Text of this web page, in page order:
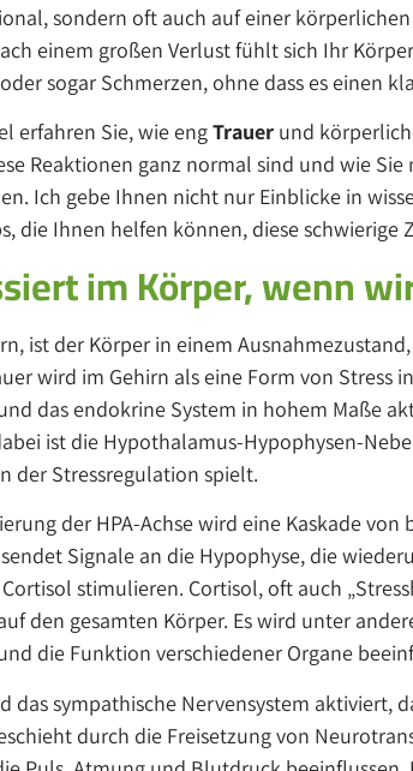
sondern oft auch auf einer
einem großen Verlust fühlt sich Ihr
sogar Schmerzen, ohne dass es einen
erfahren Sie, wie engTrauer und
Reaktionen ganz normal sind und wie
Ich gebe Ihnen nicht nur Einblicke in
die Ihnen helfen können, diese schwierige
im Körper, wenn
ist der Körper in einem
wird im Gehirn als eine Form von
das endokrine System in hohem Maße
ist die Hypothalamus-Hypophysen-
der Stressregulation spielt.
der HPA-Achse wird eine Kaskade
Signale an die Hypophyse, die
stimulieren. Cortisol, oft auch
den gesamten Körper. Es wird unter
die Funktion verschiedener Organe
das sympathische Nervensystem aktiviert,
durch die Freisetzung von